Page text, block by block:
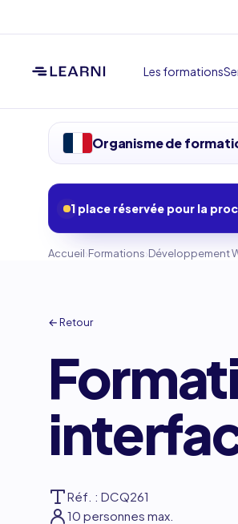
Les formations
Organisme de
1 place réservée pour la
Accueil›Formations›Développement
← Retour
Réf. : DCQ261
10 personnes max.